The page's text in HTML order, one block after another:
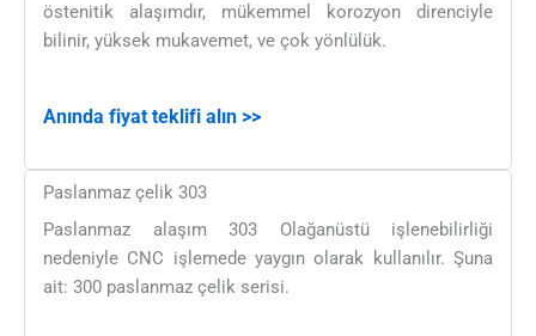
östenitik alaşımdır, mükemmel korozyon direnciyle
bilinir, yüksek mukavemet, ve çok yönlülük.
Anında fiyat teklifi alın >>
Paslanmaz çelik 303
Paslanmaz alaşım 303 Olağanüstü işlenebilirliği
nedeniyle CNC işlemede yaygın olarak kullanılır. Şuna
ait: 300 paslanmaz çelik serisi.